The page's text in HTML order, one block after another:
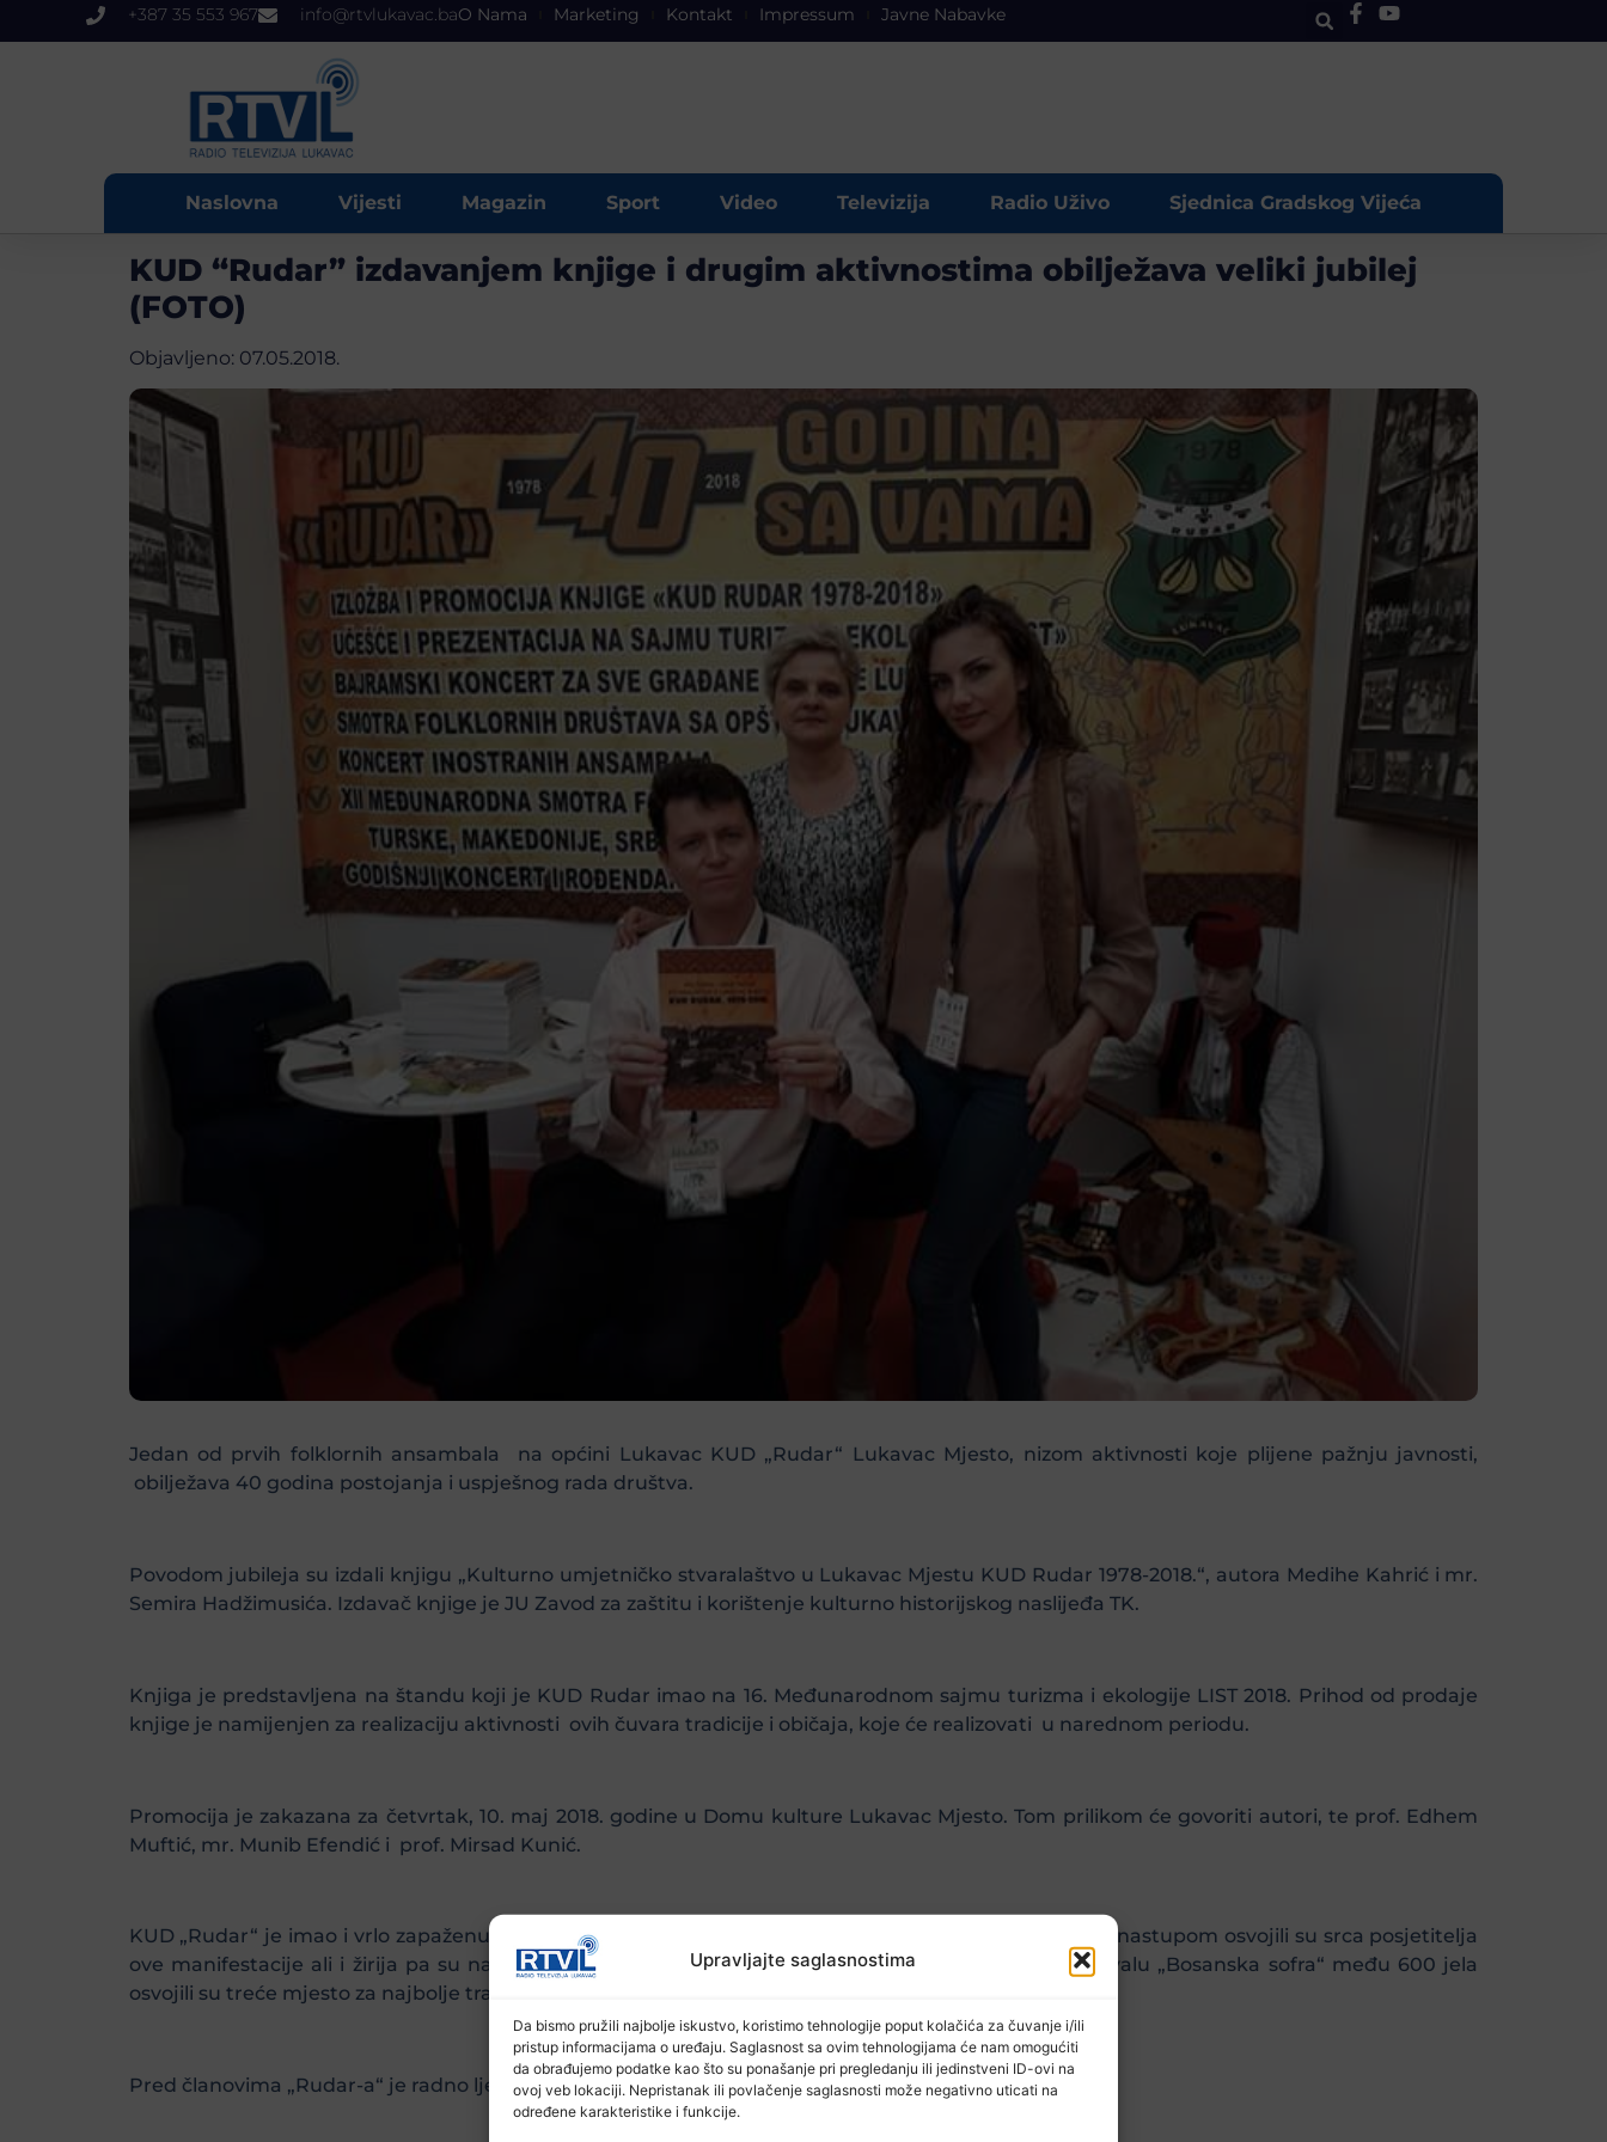
Upravljajte saglasnostima
Da bismo pružili najbolje iskustvo, koristimo tehnologije poput kolačića za čuvanje i/ili
pristup informacijama o uređaju. Saglasnost sa ovim tehnologijama će nam omogućiti
da obrađujemo podatke kao što su ponašanje pri pregledanju ili jedinstveni ID-ovi na
ovoj veb lokaciji. Nepristanak ili povlačenje saglasnosti može negativno uticati na
određene karakteristike i funkcije.
+387 35 553 967 info@rtvlukavac.baO Nama Marketing Kontakt Impressum Javne Nabavke
Naslovna Vijesti Magazin Sport Video Televizija Radio Uživo Sjednica Gradskog Vijeća
KUD “Rudar” izdavanjem knjige i drugim aktivnostima obilježava veliki jubilej
(FOTO)
Objavljeno: 07.05.2018.
Jedan od prvih folklornih ansambala na općini Lukavac KUD „Rudar“ Lukavac Mjesto, nizom aktivnosti koje plijene pažnju javnosti,
obilježava 40 godina postojanja i uspješnog rada društva.
Povodom jubileja su izdali knjigu „Kulturno umjetničko stvaralaštvo u Lukavac Mjestu KUD Rudar 1978-2018.“, autora Medihe Kahrić i mr.
Semira Hadžimusića. Izdavač knjige je JU Zavod za zaštitu i korištenje kulturno historijskog naslijeđa TK.
Knjiga je predstavljena na štandu koji je KUD Rudar imao na 16. Međunarodnom sajmu turizma i ekologije LIST 2018. Prihod od prodaje
knjige je namijenjen za realizaciju aktivnosti ovih čuvara tradicije i običaja, koje će realizovati u narednom periodu.
Promocija je zakazana za četvrtak, 10. maj 2018. godine u Domu kulture Lukavac Mjesto. Tom prilikom će govoriti autori, te prof. Edhem
Muftić, mr. Munib Efendić i prof. Mirsad Kunić.
KUD „Rudar“ je imao i vrlo zapaženu ulogu na proteklom Sajmu LIST 2018. Šopskim igrama i javnim nastupom osvojili su srca posjetitelja
ove manifestacije ali i žirija pa su na smotri ansambala izborili prestižno drugo mjesto, a na Festivalu „Bosanska sofra“ među 600 jela
osvojili su treće mjesto za najbolje tradicionalno slano jelo.
Pred članovima „Rudar-a“ je radno ljeto jer pripremaju i najavljuju niz nastupa i drugih aktivnosti.